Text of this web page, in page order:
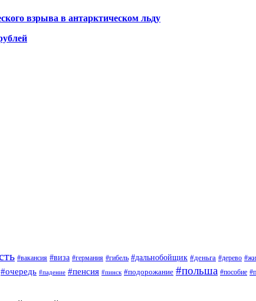
взрыва в антарктическом льду
#вакансия #виза #германия #гибель #дальнобойщик #деньга #дерево
#очередь #падение #пенсия #пинск #подорожание #польша #пособие